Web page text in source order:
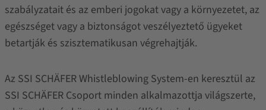
szabályzatait és az emberi jogokat vagy a környezetet, az
egészséget vagy a biztonságot veszélyeztető ügyeket
betartják és szisztematikusan végrehajtják.
Az SSI SCHÄFER Whistleblowing System-en keresztül az
SSI SCHÄFER Csoport minden alkalmazottja világszerte,